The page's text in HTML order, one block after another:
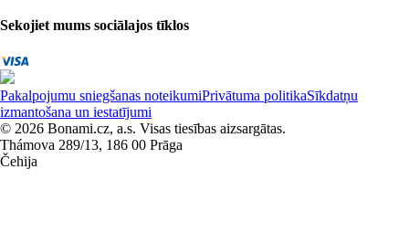
Sekojiet mums sociālajos tīklos
Pakalpojumu sniegšanas noteikumiPrivātuma politikaSīkdatņu
izmantošana un iestatījumi
© 2026 Bonami.cz, a.s. Visas tiesības aizsargātas.
Thámova 289/13, 186 00 Prāga
Čehija